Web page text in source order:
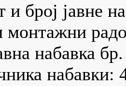
број јавне
набавка
набавки: